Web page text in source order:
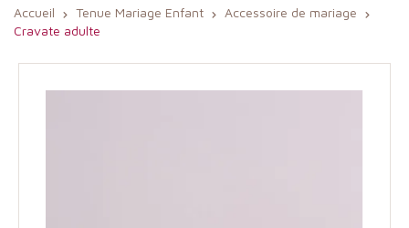
Accueil Tenue Mariage Enfant
Accessoire de mariage
Cravate adulte